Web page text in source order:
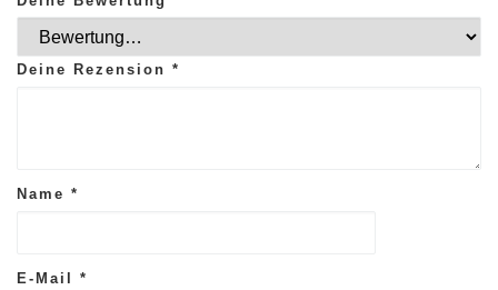
Deine Rezension *
Name *
E-Mail *